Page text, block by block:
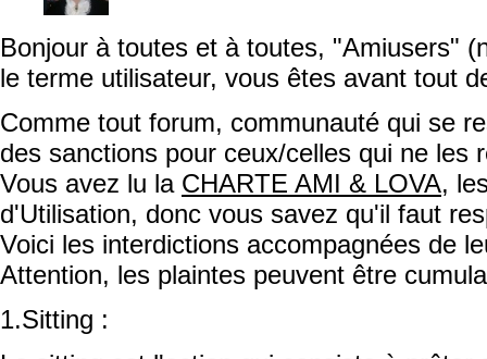
Bonjour à toutes et à toutes, "Amiusers"
le terme utilisateur, vous êtes avant tout
Comme tout forum, communauté qui se
des sanctions pour ceux/celles qui ne les
Vous avez lu la CHARTE AMI & LOVA,
d'Utilisation, donc vous savez qu'il faut
Voici les interdictions accompagnées de
Attention, les plaintes peuvent être
1.Sitting :